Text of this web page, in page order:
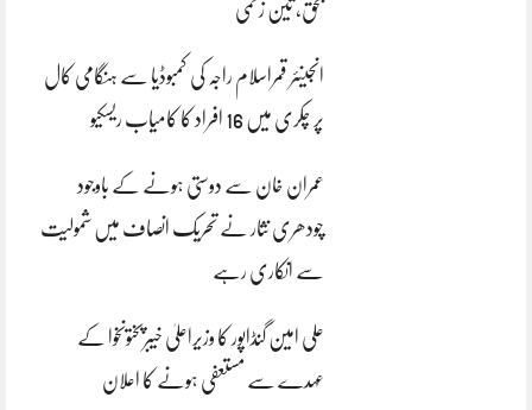
بحق، تین زخمی
انجینئر قمراسلام راجہ کی کمبوڈیا سے ہنگامی کال
پر چکری میں 16 افراد کا کامیاب ریسکیو
عمران خان سے دوستی ہونے کے باوجود
چودھری نثار نے تحریک انصاف میں شمولیت
سے انکاری رہے
علی امین گنڈاپور کا وزیراعلیٰ خیبرپختونخوا کے
عہدے سے مستعفی ہونے کا اعلان